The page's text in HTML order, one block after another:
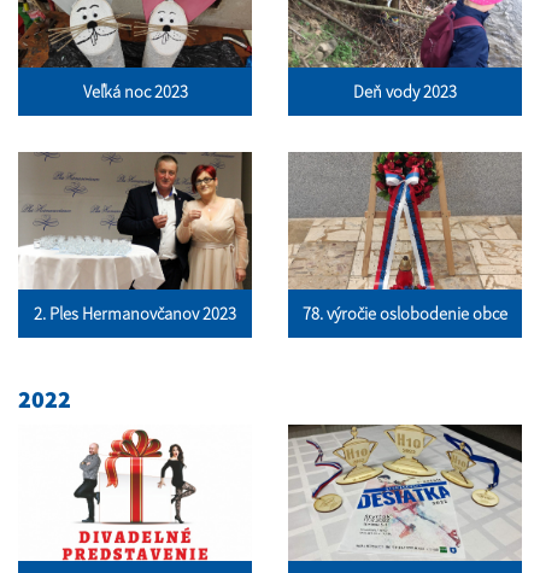
Veľká noc 2023 Deň vody 2023
2. Ples Hermanovčanov 2023 78. výročie oslobodenie obce
2022